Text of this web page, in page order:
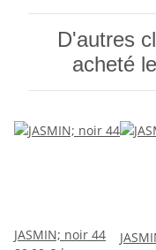
D'autres
acheté
JASMIN; noir 44